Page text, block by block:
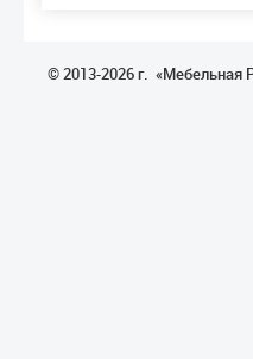
© 2013-2026 г. «Мебельная